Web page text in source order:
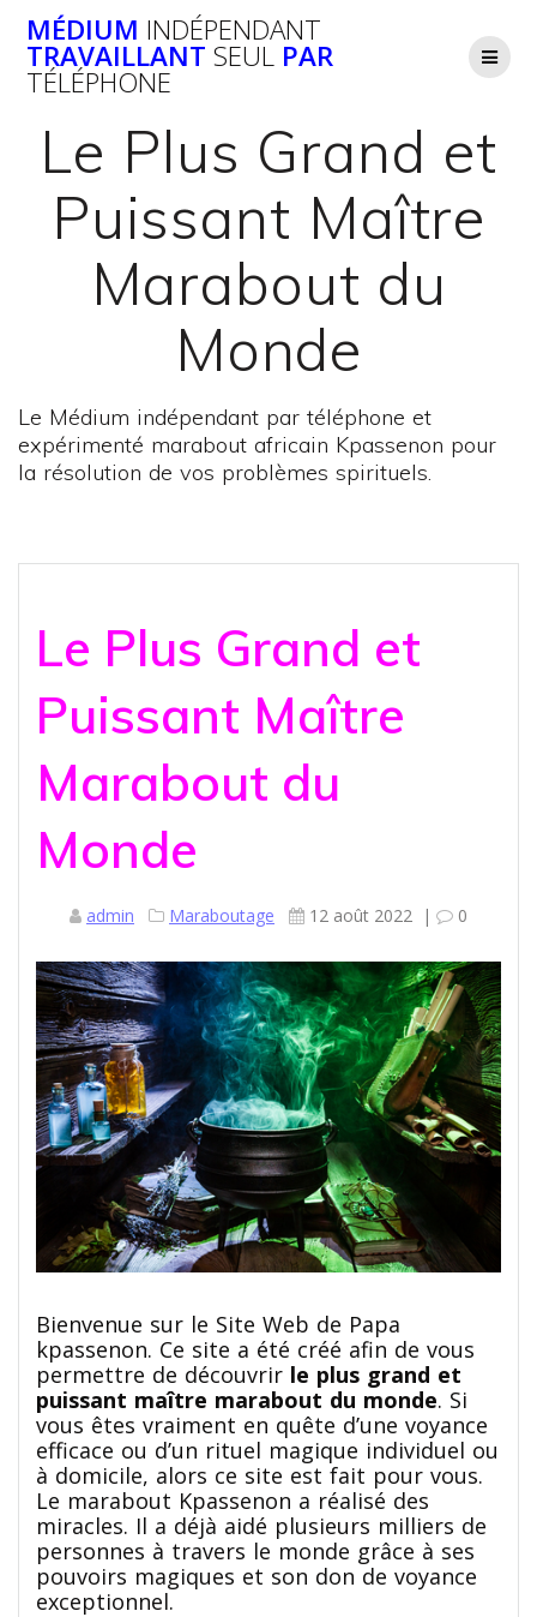
au
contenu
MÉDIUM INDÉPENDANT
TRAVAILLANT SEUL PAR
TÉLÉPHONE
Le Plus Grand et
Puissant Maître
Marabout du
Monde
Le Médium indépendant par téléphone et
expérimenté marabout africain Kpassenon pour
la résolution de vos problèmes spirituels.
Le Plus Grand et
Puissant Maître
Marabout du
Monde
admin Maraboutage 12 août 2022 | 0
Bienvenue sur le Site Web de Papa
kpassenon. Ce site a été créé afin de vous
permettre de découvrir le plus grand et
puissant maître marabout du monde. Si
vous êtes vraiment en quête d’une voyance
efficace ou d’un rituel magique individuel ou
à domicile, alors ce site est fait pour vous.
Le marabout Kpassenon a réalisé des
miracles. Il a déjà aidé plusieurs milliers de
personnes à travers le monde grâce à ses
pouvoirs magiques et son don de voyance
exceptionnel.